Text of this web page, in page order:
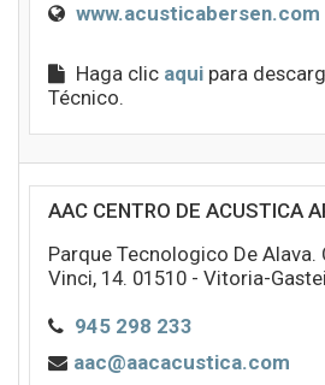
www.acusticabersen.com
Haga clic aqui para
Técnico.
AAC CENTRO DE ACUSTICA
Parque Tecnologico De Alava.
Vinci, 14. 01510 - Vitoria-
945 298 233
aac@aacacustica.com